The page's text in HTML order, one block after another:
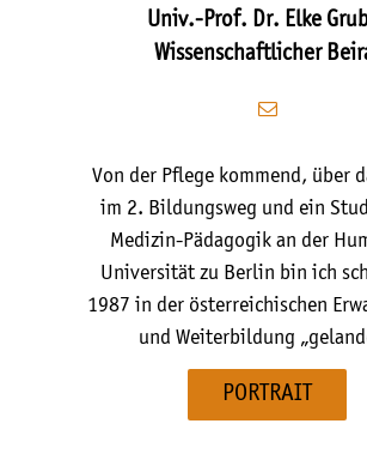
Univ.-Prof. Dr. Elke
Wissenschaftlicher
Von der Pflege kommend, über
im 2. Bildungsweg und ein
Medizin-Pädagogik an der
Universität zu Berlin bin ich
1987 in der österreichischen
und Weiterbildung
PORTRAIT